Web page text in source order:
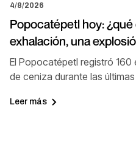
4/8/2026
Popocatépetl hoy:
exhalación, una
El Popocatépetl registró
de ceniza durante las
Leer más